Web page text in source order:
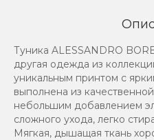
Туника ALESSANDRO
другая одежда из
уникальным принтом с
выполнена из
небольшим добавлением
сложного ухода, легко
Мягкая, дышащая ткань